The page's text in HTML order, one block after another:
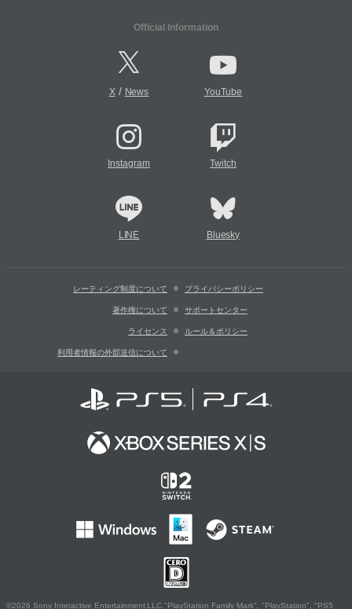
Official Information
X/ News YouTube
Instagram Twitch
LINE Bluesky
レーティング制度について プライバシーポリシー
著作権について サポートセンター
ライセンス ルール＆ポリシー
利用者情報の外部送信について
©2026 Sony Interactive Entertainment LLC."PlayStation Family Mark", "PlayStation", "PS5